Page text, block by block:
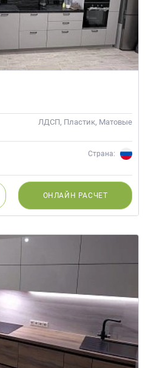
ЛДСП, Пластик, Матовые
Страна:
ОНЛАЙН РАСЧЕТ